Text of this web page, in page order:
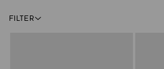
Facets bar
FILTER